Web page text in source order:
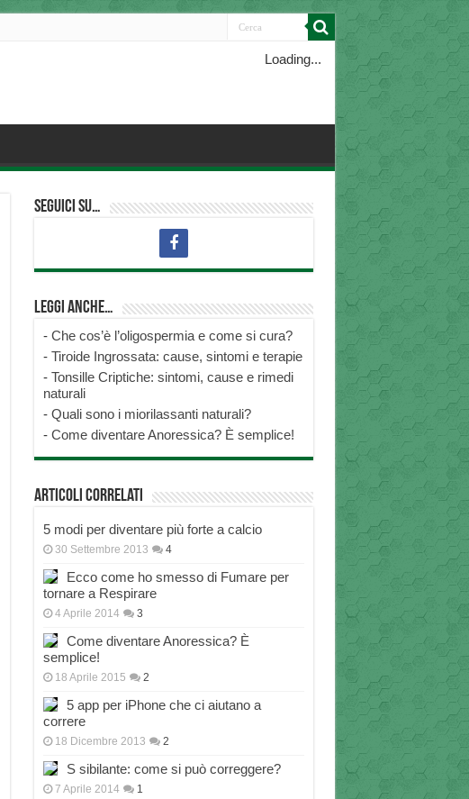
Loading...
Seguici su…
Leggi anche…
- Che cos’è l’oligospermia e come si cura?
- Tiroide Ingrossata: cause, sintomi e terapie
- Tonsille Criptiche: sintomi, cause e rimedi
naturali
- Quali sono i miorilassanti naturali?
- Come diventare Anoressica? È semplice!
Articoli correlati
5 modi per diventare più forte a calcio
30 Settembre 2013 4
Ecco come ho smesso di Fumare per
tornare a Respirare
4 Aprile 2014 3
Come diventare Anoressica? È
semplice!
18 Aprile 2015 2
5 app per iPhone che ci aiutano a
correre
18 Dicembre 2013 2
S sibilante: come si può correggere?
7 Aprile 2014 1